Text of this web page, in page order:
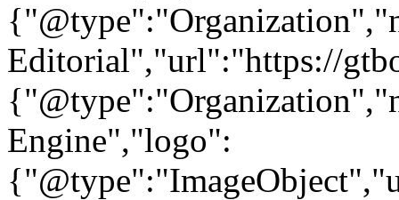
Editorial","url":"https://
Engine","logo":